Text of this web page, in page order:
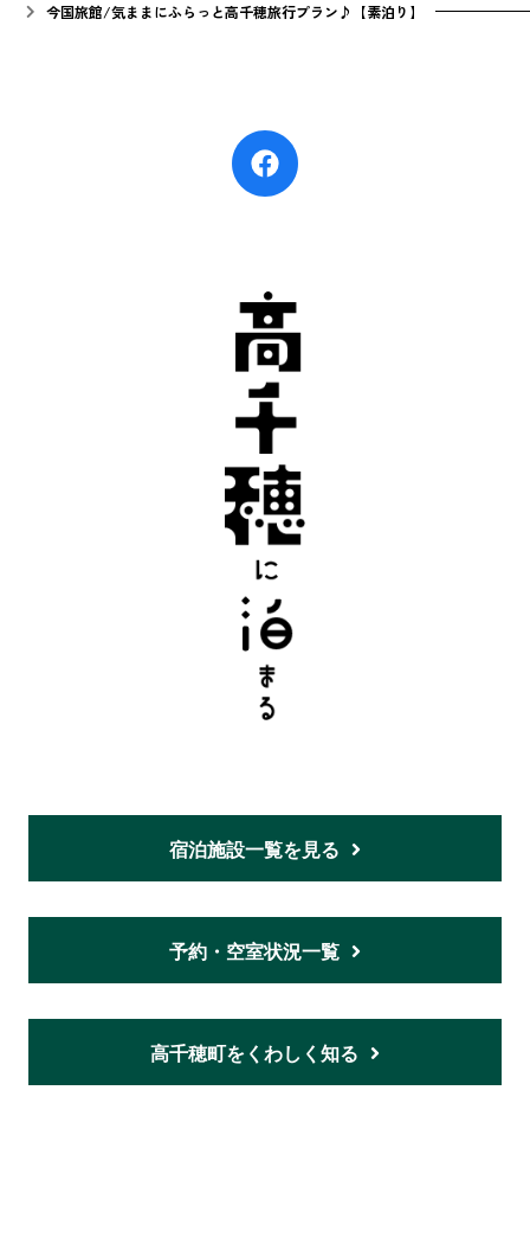
今国旅館/気ままにふらっと高千穂旅行プラン♪【素泊り】
宿泊施設一覧を見る
予約・空室状況一覧
高千穂町をくわしく知る